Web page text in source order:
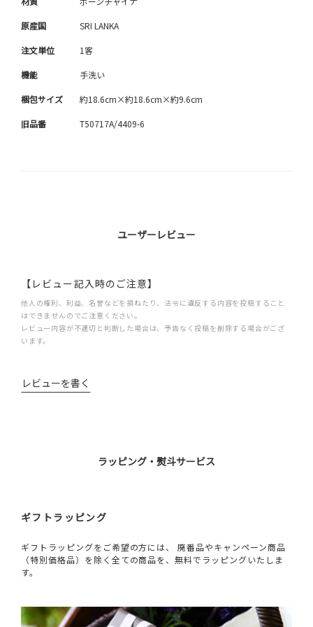
原産国 SRI LANKA
注文単位 1客
機能 手洗い
梱包サイズ 約18.6cm×約18.6cm×約9.6cm
旧品番 T50717A/4409-6
ユーザーレビュー
【レビュー記入時のご注意】
他人の権利、利益、名誉などを損ねたり、法令に違反する内容を投稿すること
はできませんのでご注意ください。
レビュー内容が不適切と判断した場合は、予告なく投稿を削除する場合がござ
います。
レビューを書く
ラッピング・熨斗サービス
ギフトラッピング
ギフトラッピングをご希望の方には、 廃番品やキャンペーン商品
（特別価格品）を除く全ての商品を、無料でラッピングいたしま
す。